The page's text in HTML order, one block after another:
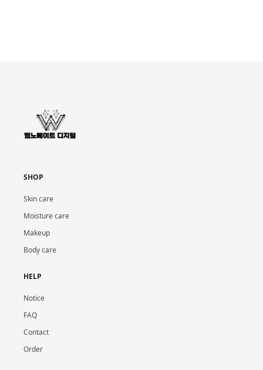
SHOP
Skin care
Moisture care
Makeup
Body care
HELP
Notice
FAQ
Contact
Order